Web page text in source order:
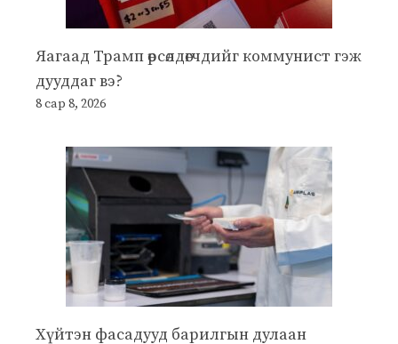
Яагаад Трамп өрсөлдөгчдийг коммунист гэж
дууддаг вэ?
8 сар 8, 2026
Хүйтэн фасадууд барилгын дулаан